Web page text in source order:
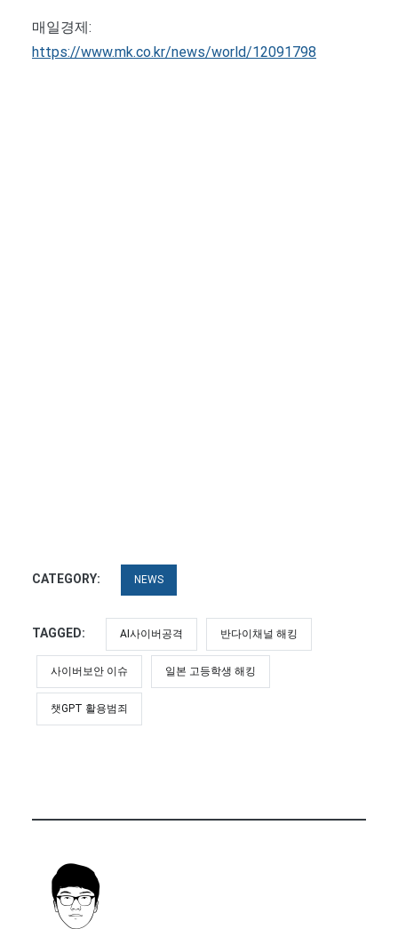
매일경제:
https://www.mk.co.kr/news/world/12091798
CATEGORY: NEWS
TAGGED: AI사이버공격 반다이채널 해킹
사이버보안 이슈 일본 고등학생 해킹
챗GPT 활용범죄